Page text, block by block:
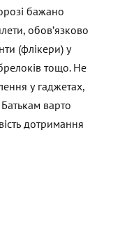
бажано
обов’язково
(флікери) у
тощо. Не
у гаджетах,
варто
дотримання